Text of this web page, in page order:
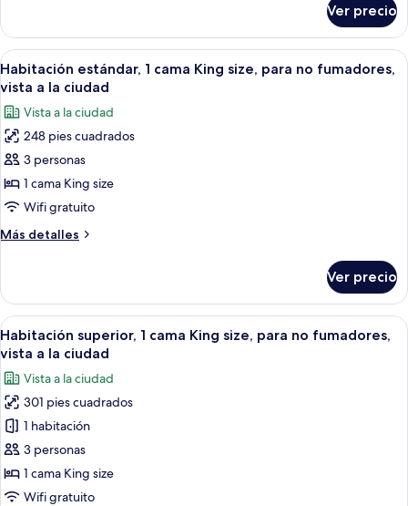
fumadores,
vista
a
la
ciudad
estándar,
varias
camas,
para
fumadores,
vista
a
la
ciudad
Ver precio
Abrir
todas
las
fotos
de
Habitación
estándar,
1
cama
King
para
no
fumadores,
vista
a
la
ciudad
Habitación de hotel con pared de
7
Habitación estándar, 1 cama King size, para no fumadores,
vista a la ciudad
Vista a la ciudad
248 pies cuadrados
3 personas
1 cama King size
Wifi gratuito
Más detalles
Más
estándar,
cama
King
para
no
fumadores,
vista
a
ciudad
Ver precio
Abrir
todas
las
fotos
de
Habitación
superior,
1
cama
Una habitación de hotel con una
6
Habitación superior, 1 cama King size, para no fumadores,
vista a la ciudad
Vista a la ciudad
301 pies cuadrados
1 habitación
3 personas
1 cama King size
Wifi gratuito